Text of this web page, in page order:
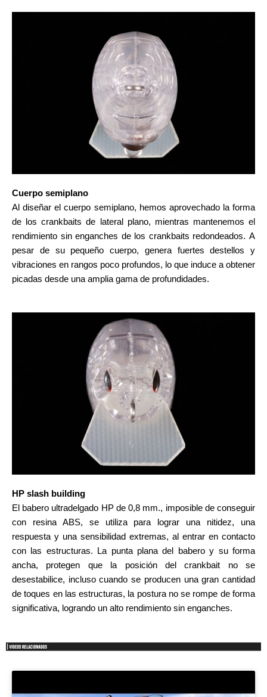
Cuerpo semiplano
Al diseñar el cuerpo semiplano, hemos aprovechado la forma
de los crankbaits de lateral plano, mientras mantenemos el
rendimiento sin enganches de los crankbaits redondeados. A
pesar de su pequeño cuerpo, genera fuertes destellos y
vibraciones en rangos poco profundos, lo que induce a obtener
picadas desde una amplia gama de profundidades.
HP slash building
El babero ultradelgado HP de 0,8 mm., imposible de conseguir
con resina ABS, se utiliza para lograr una nitidez, una
respuesta y una sensibilidad extremas, al entrar en contacto
con las estructuras. La punta plana del babero y su forma
ancha, protegen que la posición del crankbait no se
desestabilice, incluso cuando se producen una gran cantidad
de toques en las estructuras, la postura no se rompe de forma
significativa, logrando un alto rendimiento sin enganches.